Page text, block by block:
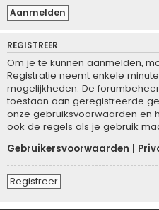
REGISTREER
Om je te kunnen aanmelden,
Registratie neemt enkele
mogelijkheden. De
toestaan aan geregistreerde
onze gebruiksvoorwaarden en
ook de regels als je gebruik
Gebruikersvoorwaarden
Registreer